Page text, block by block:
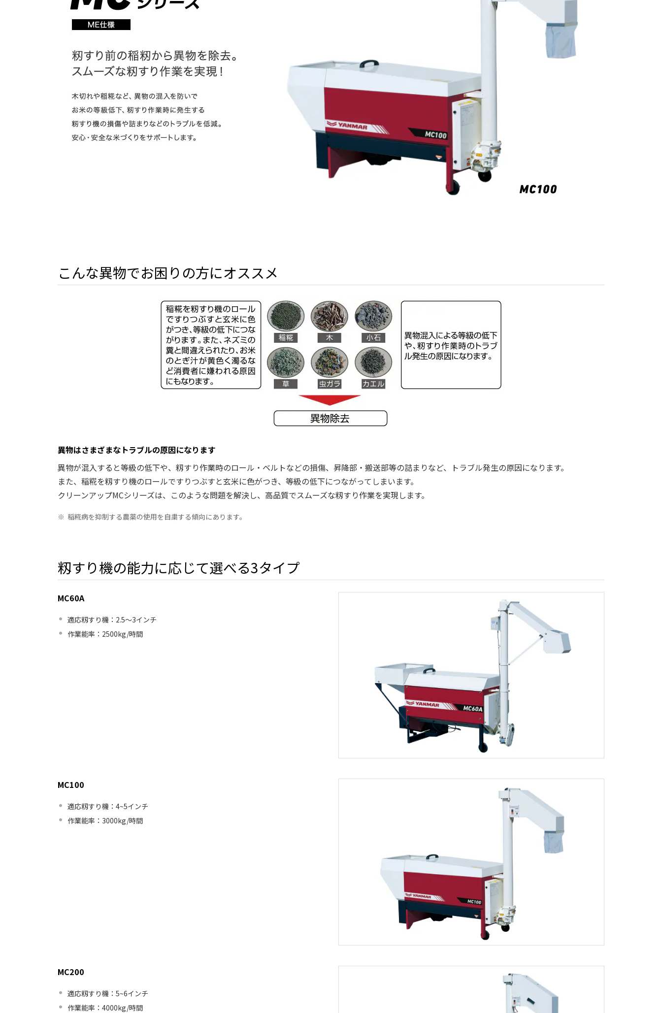
こんな異物でお困りの方にオススメ
異物はさまざまなトラブルの原因になります
異物が混入すると等級の低下や、籾すり作業時のロール・ベルトなどの損傷、昇降部・搬送部等の詰まりなど、トラブル発生の原因になります。
また、稲糀を籾すり機のロールですりつぶすと玄米に色がつき、等級の低下につながってしまいます。
クリーンアップMCシリーズは、このような問題を解決し、高品質でスムーズな籾すり作業を実現します。
※ 稲糀病を抑制する農薬の使用を自粛する傾向にあります。
籾すり機の能力に応じて選べる3タイプ
MC60A
適応籾すり機：2.5～3インチ
作業能率：2500kg/時間
MC100
適応籾すり機：4~5インチ
作業能率：3000kg/時間
MC200
適応籾すり機：5~6インチ
作業能率：4000kg/時間